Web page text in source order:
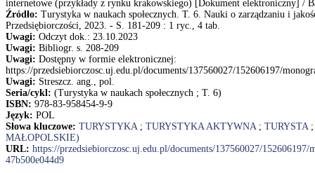
internetowe (przykłady z rynku krakowskiego) [Dokument elektroniczny] /
Źródło: Turystyka w naukach społecznych. T. 6. Nauki o zarządzaniu i
Przedsiębiorczości, 2023. - S. 181-209 : 1 ryc., 4 tab.
Uwagi: Odczyt dok.: 23.10.2023
Uwagi: Bibliogr. s. 208-209
Uwagi: Dostępny w formie elektronicznej:
https://przedsiebiorczosc.uj.edu.pl/documents/137560027/152606197/
Uwagi: Streszcz. ang., pol.
Seria/cykl: (Turystyka w naukach społecznych ; T. 6)
ISBN: 978-83-958454-9-9
Język: POL
Słowa kluczowe: TURYSTYKA; TURYSTYKA AKTYWNA; TURYSTA
MAŁOPOLSKIE)
URL: https://przedsiebiorczosc.uj.edu.pl/documents/137560027/
47b500e044d9